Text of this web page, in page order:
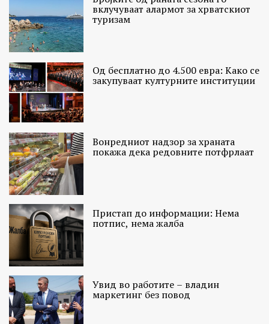
вклучуваат алармот за хрватскиот
туризам
Од бесплатно до 4.500 евра: Како се
закупуваат културните институции
Вонредниот надзор за храната
покажа дека редовните потфрлаат
Пристап до информации: Нема
потпис, нема жалба
Увид во работите – владин
маркетинг без повод